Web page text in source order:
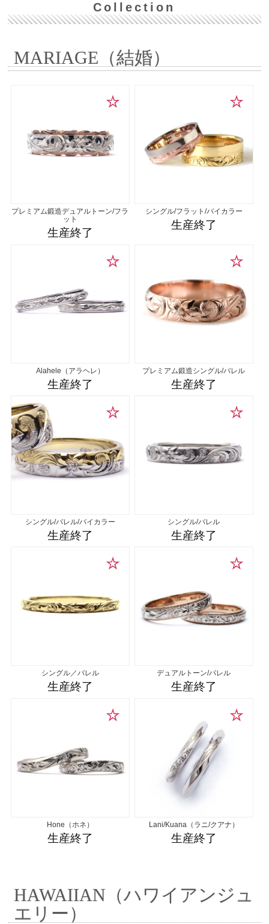
Collection
MARIAGE（結婚）
プレミアム鍛造デュアルトーン/フラ
ット
生産終了
シングル/フラット/バイカラー
生産終了
Alahele（アラヘレ）
生産終了
プレミアム鍛造シングル/バレル
生産終了
シングル/バレル/バイカラー
生産終了
シングル/バレル
生産終了
シングル／バレル
生産終了
デュアルトーン/バレル
生産終了
Hone（ホネ）
生産終了
Lani/Kuana（ラニ/クアナ）
生産終了
HAWAIIAN（ハワイアンジュ
エリー）